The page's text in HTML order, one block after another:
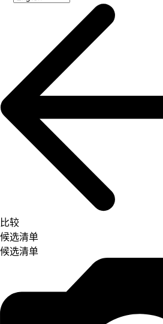
比较
候选清单
候选清单